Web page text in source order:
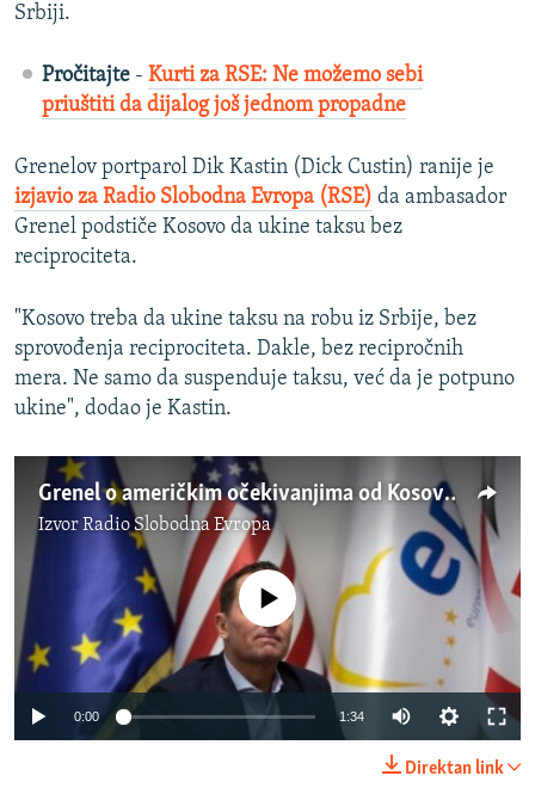
Srbiji.
Pročitajte- Kurti za RSE: Ne možemo sebi
priuštiti da dijalog još jednom propadne
Grenelov portparol Dik Kastin (Dick Custin) ranije je
izjavio za Radio Slobodna Evropa (RSE) da ambasador
Grenel podstiče Kosovo da ukine taksu bez
reciprociteta.
"Kosovo treba da ukine taksu na robu iz Srbije, bez
sprovođenja reciprociteta. Dakle, bez recipročnih
mera. Ne samo da suspenduje taksu, već da je potpuno
ukine", dodao je Kastin.
Grenel o američkim očekivanjima od Kosova i Srbije
IzvorRadio Slobodna Evropa
No media source currently available
0:00 1:34
Direktan link